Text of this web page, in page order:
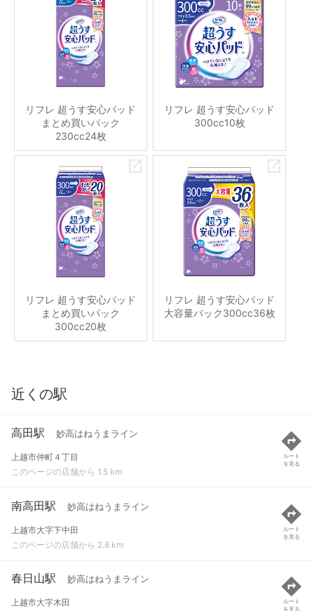
リフレ 超うす安心パッド
まとめ買いパック
230cc24枚
リフレ 超うす安心パッド
300cc10枚
リフレ 超うす安心パッド
まとめ買いパック
300cc20枚
リフレ 超うす安心パッド
大容量パック300cc36枚
近くの駅
高田駅 妙高はねうまライン
上越市仲町４丁目
このページの店舗から 1.5 km
ルート
を見る
南高田駅 妙高はねうまライン
上越市大字下中田
このページの店舗から 2.8 km
ルート
を見る
春日山駅 妙高はねうまライン
上越市大字木田
ルート
を見る